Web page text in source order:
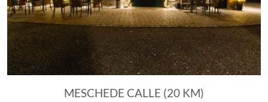
MESCHEDE CALLE (20 KM)